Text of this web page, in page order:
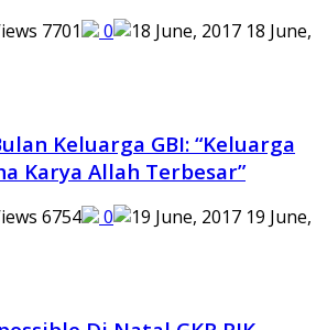
7701 0
18 June,
Keluarga GBI: “Keluarga
Karya Allah Terbesar”
6754 0
19 June,